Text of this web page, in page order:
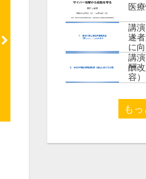
令和７年度 自治体病院 管
医
講
遂
に
講
酬
容）
も